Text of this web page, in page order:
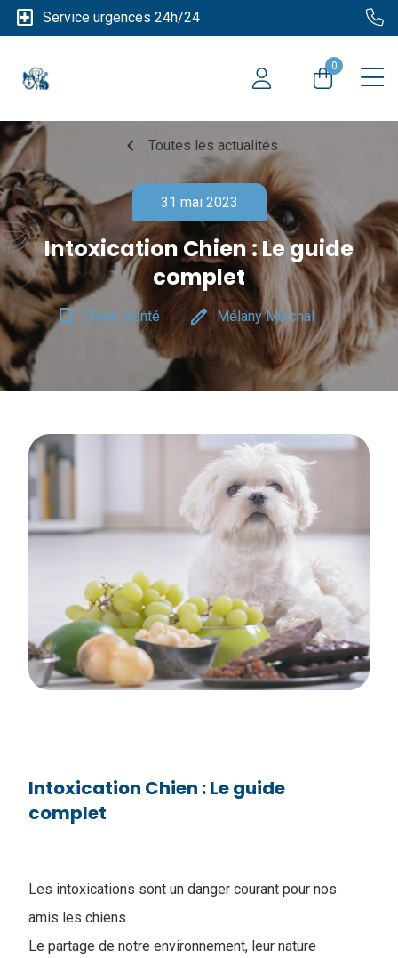
local_hospital Service urgences 24h/24
0
chevron_left Toutes les actualités
31 mai 2023
Intoxication Chien : Le guide
complet
bookmark_border Chien, Santé edit Mélany Marchal
Intoxication Chien : Le guide
complet
Les intoxications sont un danger courant pour nos
amis les chiens.
Le partage de notre environnement, leur nature